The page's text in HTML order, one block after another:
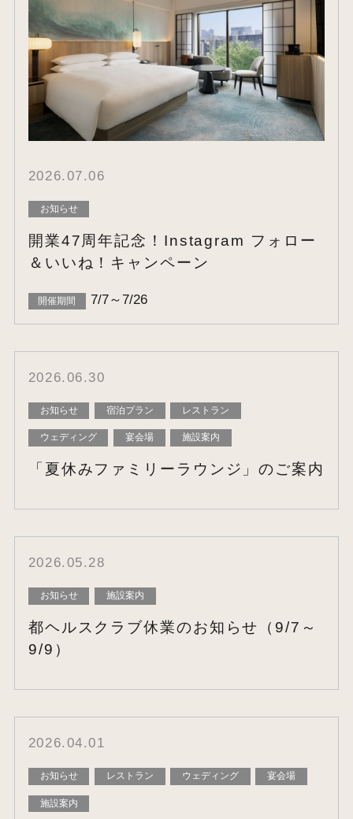
2026.07.06
お知らせ
開業47周年記念！Instagram フォロー
＆いいね！キャンペーン
開催期間 7/7～7/26
2026.06.30
お知らせ 宿泊プラン レストラン
ウェディング 宴会場 施設案内
「夏休みファミリーラウンジ」のご案内
2026.05.28
お知らせ 施設案内
都ヘルスクラブ休業のお知らせ（9/7～
9/9）
2026.04.01
お知らせ レストラン ウェディング 宴会場
施設案内